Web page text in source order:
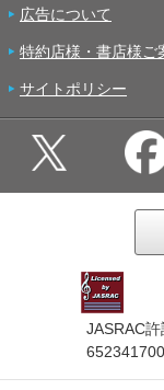
広告について
特約店様・書店様ご
サイトポリシー
JASRAC許